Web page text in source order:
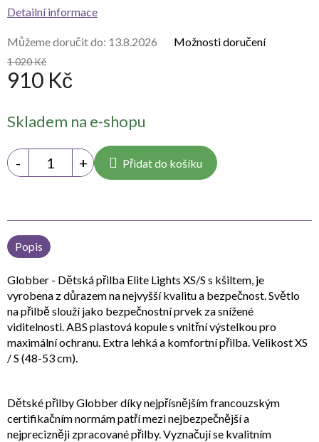
1 020 Kč
910 Kč
cena:
Skladem na e-shopu
Můžeme doručit do: 13.8.2026 Možnosti doručení
Přidat do košíku
Detailní informace
Popis
Globber - Dětská přilba Elite Lights XS/S s kšiltem, je
vyrobena z důrazem na nejvyšší kvalitu a bezpečnost. Světlo
na přilbě slouží jako bezpečnostní prvek za snížené
viditelnosti. ABS plastová kopule s vnitřní výstelkou pro
maximální ochranu. Extra lehká a komfortní přilba. Velikost XS
/ S (48-53 cm).
Dětské přilby Globber díky nejpřísnějším francouzským
certifikačním normám patří mezi nejbezpečnější a
nejprecizněji zpracované přilby. Vyznačují se kvalitním